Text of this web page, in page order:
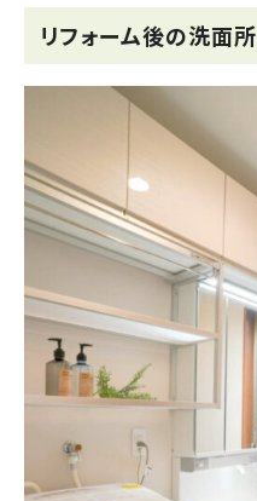
リフォーム後の洗面所